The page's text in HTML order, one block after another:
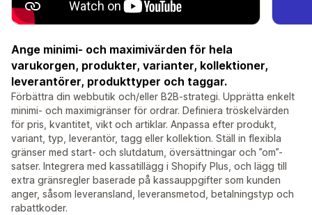
Ange minimi- och maximivärden för hela
varukorgen, produkter, varianter, kollektioner,
leverantörer, produkttyper och taggar.
Förbättra din webbutik och/eller B2B-strategi. Upprätta enkelt
minimi- och maximigränser för ordrar. Definiera tröskelvärden
för pris, kvantitet, vikt och artiklar. Anpassa efter produkt,
variant, typ, leverantör, tagg eller kollektion. Ställ in flexibla
gränser med start- och slutdatum, översättningar och ”om”-
satser. Integrera med kassatillägg i Shopify Plus, och lägg till
extra gränsregler baserade på kassauppgifter som kunden
anger, såsom leveransland, leveransmetod, betalningstyp och
rabattkoder.